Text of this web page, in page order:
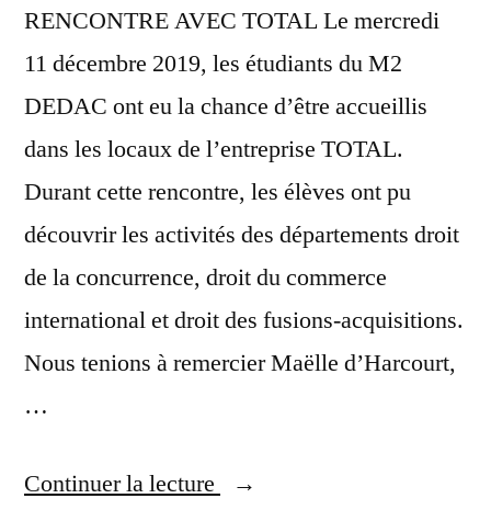
RENCONTRE AVEC TOTAL Le mercredi
11 décembre 2019, les étudiants du M2
DEDAC ont eu la chance d’être accueillis
dans les locaux de l’entreprise TOTAL.
Durant cette rencontre, les élèves ont pu
découvrir les activités des départements droit
de la concurrence, droit du commerce
international et droit des fusions-acquisitions.
Nous tenions à remercier Maëlle d’Harcourt,
…
Continuer la lecture